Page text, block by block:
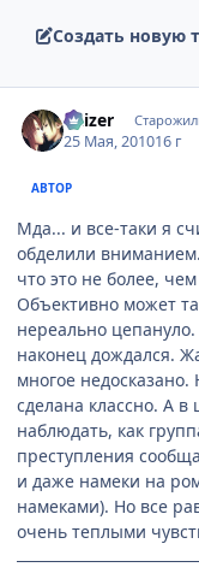
Создать новую
Kaizer
25 Мая, 201016 г
АВТОР
Мда... и все-таки я
обделили
что это не более,
Объективно может
нереально
наконец дождался.
многое
сделана классно. А
наблюдать, как
преступления
и даже намеки на
намеками). Но все
очень теплыми